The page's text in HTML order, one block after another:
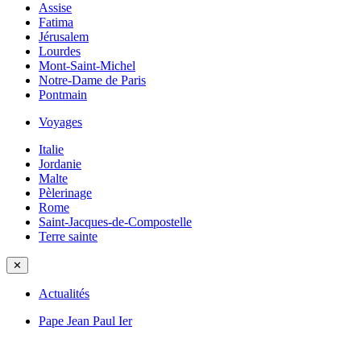
Assise
Fatima
Jérusalem
Lourdes
Mont-Saint-Michel
Notre-Dame de Paris
Pontmain
Voyages
Italie
Jordanie
Malte
Pèlerinage
Rome
Saint-Jacques-de-Compostelle
Terre sainte
✕
Actualités
Pape Jean Paul Ier